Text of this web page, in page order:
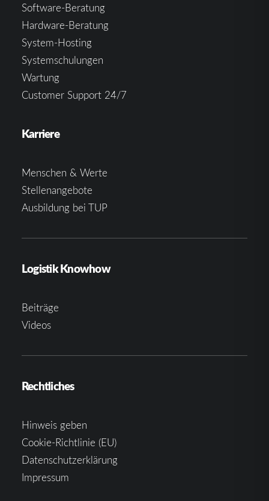
Software-Beratung
Hardware-Beratung
System-Hosting
Systemschulungen
Wartung
Customer Support 24/7
Karriere
Menschen & Werte
Stellenangebote
Ausbildung bei TUP
Logistik Knowhow
Beiträge
Videos
Rechtliches
Hinweis geben
Cookie-Richtlinie (EU)
Datenschutzerklärung
Impressum